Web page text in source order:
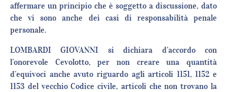
affermare un principio che è soggetto a discussione, dato
che vi sono anche dei casi di responsabilità penale
personale.
LOMBARDI GIOVANNI si dichiara d’accordo con
l’onorevole Cevolotto, per non creare una quantità
d’equivoci anche avuto riguardo agli articoli 1151, 1152 e
1153 del vecchio Codice civile, articoli che non trovano la